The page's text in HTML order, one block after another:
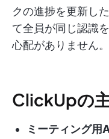
クの進捗を更新し
て全員が同じ認識
心配がありません。
ClickUpの
ミーティング用